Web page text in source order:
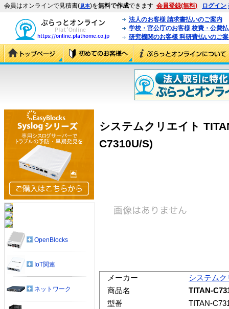
会員はオンラインで見積書(見本)を無料で作成できます 会員登録(無料) ログイン
法人のお客様 請求書払いのご案内
学校・官公庁のお客様 校費・公費
研究機関のお客様 科研費払いのご
システムクリエイト
C7310U/S)
メーカー
システム
商品名
TITAN-
型番
TITAN-
OpenBlocks
IoT関連
ネットワーク